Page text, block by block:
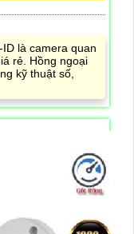
ID là camera quan
rẻ. Hồng ngoại
kỹ thuật số,